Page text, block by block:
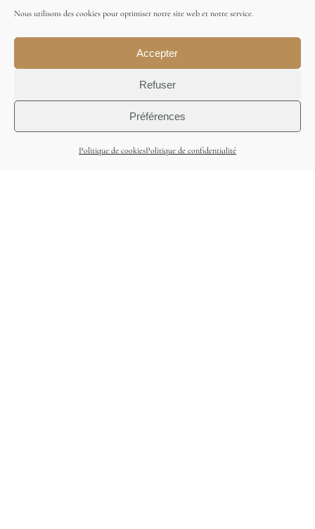
Nous utilisons des cookies pour optimiser notre site web et notre service.
Accepter
Refuser
Préférences
Politique de cookiesPolitique de confidentialité